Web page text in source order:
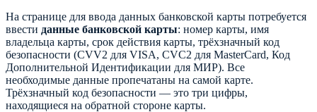
На странице для ввода данных банковской карты потребуется
ввести данные банковской карты: номер карты, имя
владельца карты, срок действия карты, трёхзначный код
безопасности (CVV2 для VISA, CVC2 для MasterCard, Код
Дополнительной Идентификации для МИР). Все
необходимые данные пропечатаны на самой карте.
Трёхзначный код безопасности — это три цифры,
находящиеся на обратной стороне карты.